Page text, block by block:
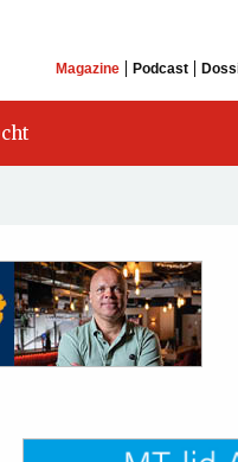
Magazine Podcast